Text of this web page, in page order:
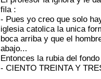
fila :
- Pues yo creo que solo
iglesia catolica la unica
boca arriba y que el
abajo...
Entonces la rubia del
- CIENTO TREINTA Y